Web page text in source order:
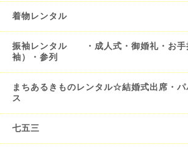
着物レンタル
振袖レンタル ・成人式・御婚礼・お手
袖）・参列
まちあるきものレンタル☆結婚式出席・
ス
七五三